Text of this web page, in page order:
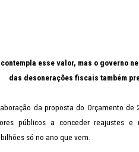
contempla esse valor, mas o governo
das desonerações fiscais também
da proposta do Orçamento
públicos a conceder reajustes e
só no ano que vem.